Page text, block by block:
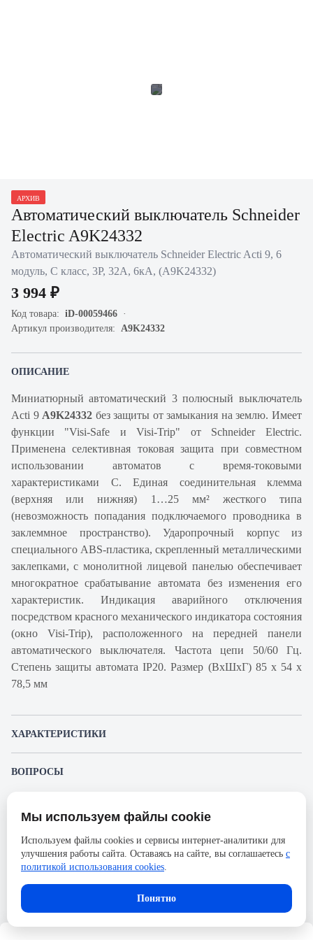
АРХИВ
Автоматический выключатель Schneider
Electric A9K24332
Автоматический выключатель Schneider Electric Acti 9, 6
модуль, C класс, 3P, 32А, 6кА, (A9K24332)
3 994 ₽
Код товара: iD-00059466
Артикул производителя: A9K24332
ОПИСАНИЕ
Миниатюрный автоматический 3 полюсный выключатель
Acti 9 A9K24332 без защиты от замыкания на землю. Имеет
функции "Visi-Safe и Visi-Trip" от Schneider Electric.
Применена селективная токовая защита при совместном
использовании автоматов с время-токовыми
характеристиками С. Единая соединительная клемма
(верхняя или нижняя) 1…25 мм² жесткого типа
(невозможность попадания подключаемого проводника в
заклеммное пространство). Ударопрочный корпус из
специального ABS-пластика, скрепленный металлическими
заклепками, с монолитной лицевой панелью обеспечивает
многократное срабатывание автомата без изменения его
характеристик. Индикация аварийного отключения
посредством красного механического индикатора состояния
(окно Visi-Trip), расположенного на передней панели
автоматического выключателя. Частота цепи 50/60 Гц.
Степень защиты автомата IP20. Размер (ВхШхГ) 85 х 54 х
78,5 мм
ХАРАКТЕРИСТИКИ
Производитель
Серия
Acti 9
Номинальный ток
Напряжение, В
230
Количество полюсов
ВОПРОСЫ
Пожалуйста, авторизуйтесь, чтобы иметь
возможность оставлять вопросы.
Представленные изображения и характеристики могут отличаться от реального
без предварительного уведомления. Компания АйДистрибьют не несёт
ответственности в случае не соответствия текущей модели товаров фотографиям,
размещённым в карточке товара.
Мы используем файлы cookie
Используем файлы cookies и сервисы интернет-аналитики для
улучшения работы сайта. Оставаясь на сайте, вы соглашаетесь с
политикой использования cookies.
Понятно